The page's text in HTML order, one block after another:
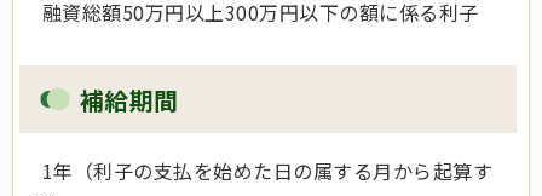
融資総額50万円以上300万円以下の額に係る利子
補給期間
1年（利子の支払を始めた日の属する月から起算す